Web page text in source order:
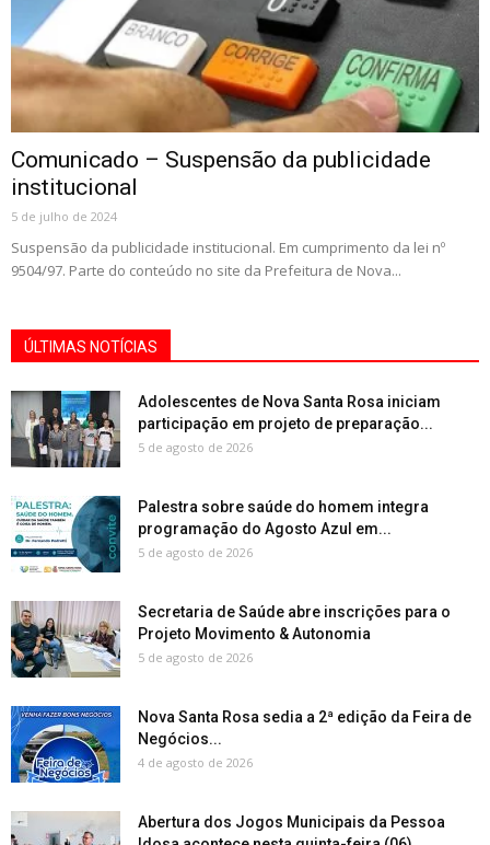
Comunicado – Suspensão da publicidade
institucional
5 de julho de 2024
Suspensão da publicidade institucional. Em cumprimento da lei nº
9504/97. Parte do conteúdo no site da Prefeitura de Nova...
ÚLTIMAS NOTÍCIAS
Adolescentes de Nova Santa Rosa iniciam
participação em projeto de preparação...
5 de agosto de 2026
Palestra sobre saúde do homem integra
programação do Agosto Azul em...
5 de agosto de 2026
Secretaria de Saúde abre inscrições para o
Projeto Movimento & Autonomia
5 de agosto de 2026
Nova Santa Rosa sedia a 2ª edição da Feira de
Negócios...
4 de agosto de 2026
Abertura dos Jogos Municipais da Pessoa